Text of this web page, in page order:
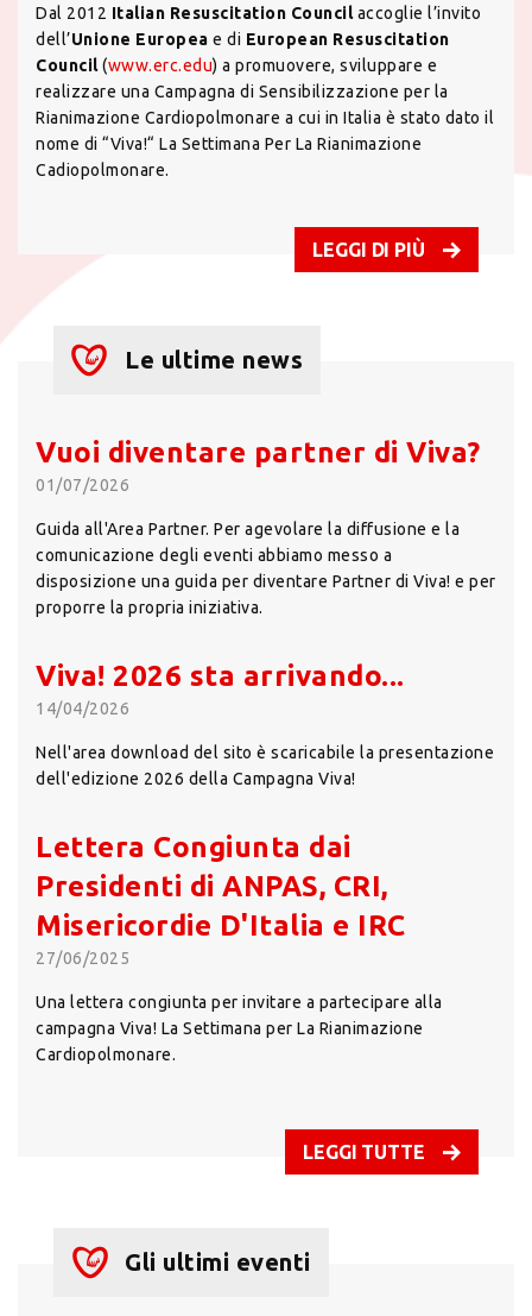
Dal 2012 Italian Resuscitation Councilaccoglie l’invito
dell’Unione Europea e di European Resuscitation
Council(www.erc.edu) a promuovere, sviluppare e
realizzare una Campagna di Sensibilizzazione per la
Rianimazione Cardiopolmonare a cui in Italia è stato dato il
nome di “Viva!“ La Settimana Per La Rianimazione
Cadiopolmonare.
LEGGI DI PIÙ
Le ultime news
Vuoi diventare partner di Viva?
01/07/2026
Guida all'Area Partner. Per agevolare la diffusione e la
comunicazione degli eventi abbiamo messo a
disposizione una guida per diventare Partner di Viva! e per
proporre la propria iniziativa.
Viva! 2026 sta arrivando...
14/04/2026
Nell'area download del sito è scaricabile la presentazione
dell'edizione 2026 della Campagna Viva!
Lettera Congiunta dai
Presidenti di ANPAS, CRI,
Misericordie D'Italia e IRC
27/06/2025
Una lettera congiunta per invitare a partecipare alla
campagna Viva! La Settimana per La Rianimazione
Cardiopolmonare.
LEGGI TUTTE
Gli ultimi eventi